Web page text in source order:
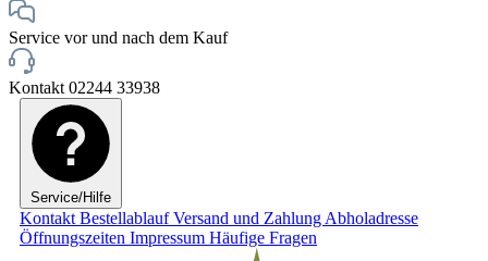
Service vor und nach dem Kauf
Kontakt 02244 33938
Service/Hilfe
Kontakt BestellablaufVersand und Zahlung Abholadresse
Öffnungszeiten Impressum Häufige Fragen